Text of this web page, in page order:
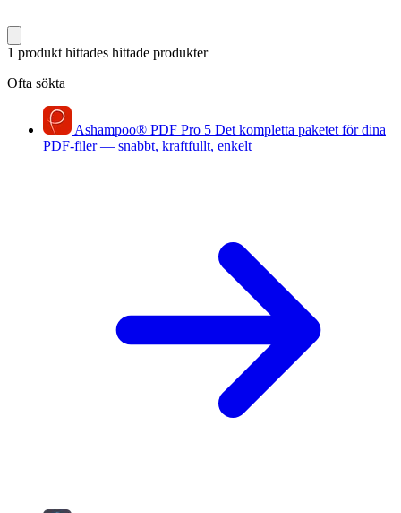
1 produkt hittades hittade produkter
Ofta sökta
Ashampoo® PDF Pro 5 Det kompletta paketet för dina
PDF-filer — snabbt, kraftfullt, enkelt